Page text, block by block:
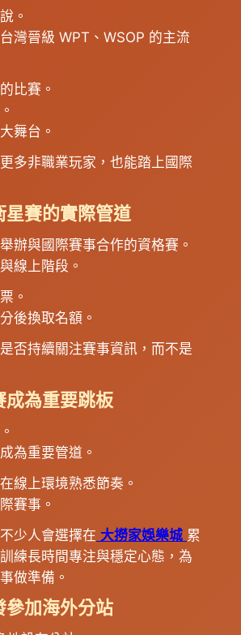
。
灣晉級 WPT、WSOP 的主流
比賽。
舞台。
多非職業玩家，也能踏上國際
星賽的實際管道
辦與國際賽事合作的資格賽。
線上階段。
。
後換取名額。
否持續關注賽事資訊，而不是
成為重要跳板
為重要管道。
線上環境熟悉節奏。
賽事。
少人會選擇在 大撈家娛樂城 累
練長時間專注與穩定心態，為
做準備。
參加海外分站